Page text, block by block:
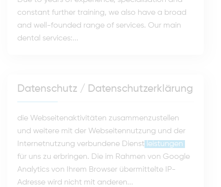
constant further training, we also have a broad
and well-founded range of services. Our main
dental services:...
Datenschutz / Datenschutzerklärung
die Webseitenaktivitäten zusammenzustellen
und weitere mit der Webseitennutzung und der
Internetnutzung verbundene Dienst leistungen
für uns zu erbringen. Die im Rahmen von Google
Analytics von Ihrem Browser übermittelte IP-
Adresse wird nicht mit anderen...